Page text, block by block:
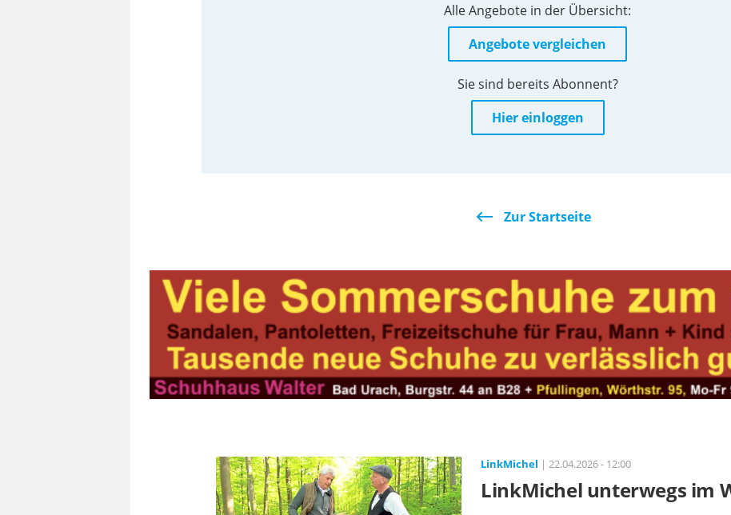
Alle Angebote in der Übersicht:
Angebote vergleichen
Sie sind bereits Abonnent?
Hier einloggen
Zur Startseite
LinkMichel | 22.04.2026 - 12:00
LinkMichel unterwegs im